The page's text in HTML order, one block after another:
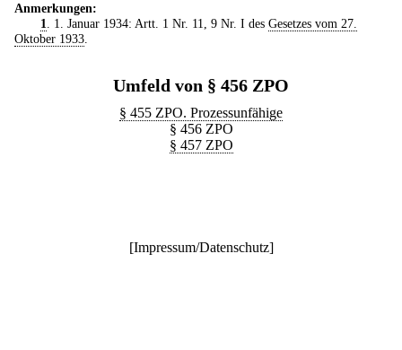
Anmerkungen:
1
. 1. Januar 1934: Artt. 1 Nr. 11, 9 Nr. I des Gesetzes vom 27.
Oktober 1933
Umfeld von § 456 ZPO
§ 455 ZPO. Prozessunfähige
§ 456 ZPO
§ 457 ZPO
[Impressum/Datenschutz]